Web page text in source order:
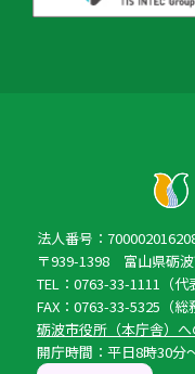
法人番号：
〒939-1398 富山県砺
TEL：0763-33-1111（代
FAX：0763-33-5325（総
砺波市役所（本庁舎）
開庁時間：平日8時30分